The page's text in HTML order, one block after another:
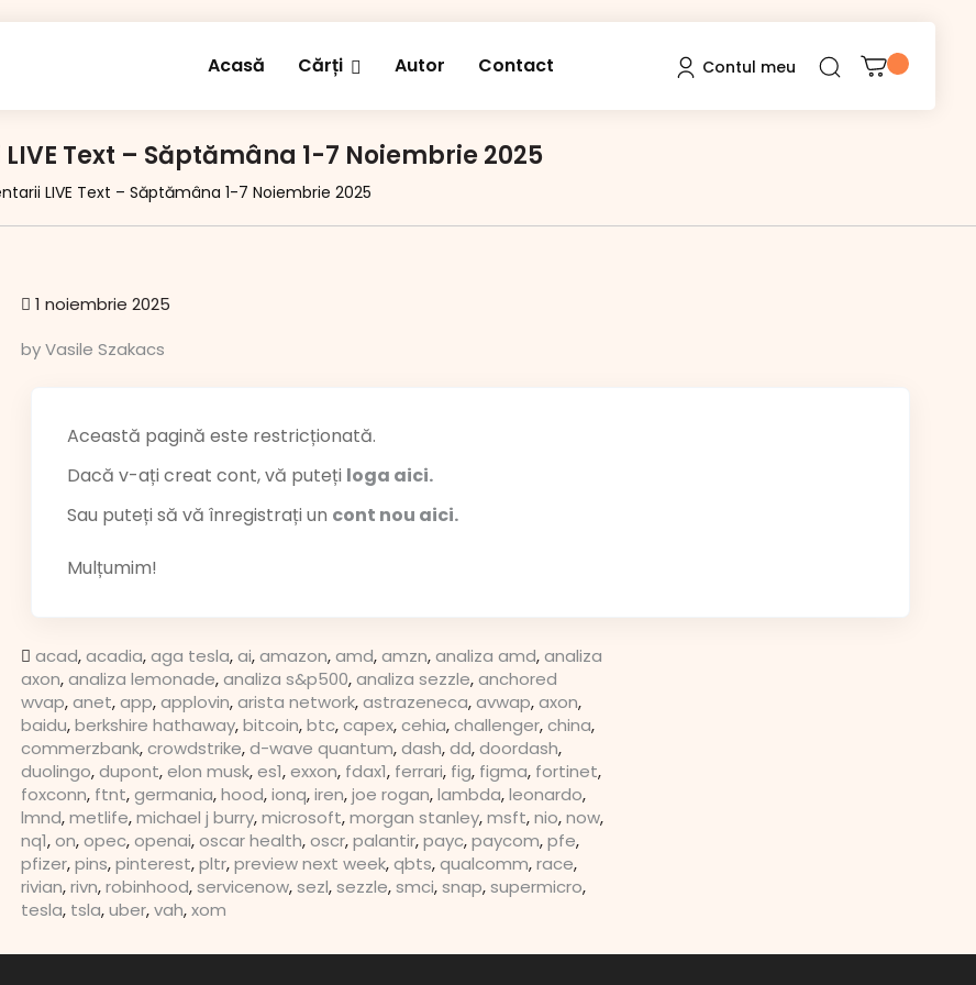
Acasă Cărți Autor Contact Contul meu
Text – Săptămâna 1-7 Noiembrie 2025
LIVE Text – Săptămâna 1-7 Noiembrie 2025
1 noiembrie 2025
by Vasile Szakacs
Această pagină este restricționată.
Dacă v-ați creat cont, vă puteți loga aici.
Sau puteți să vă înregistrați un cont nou aici.
Mulțumim!
acad,acadia,aga tesla,ai,amazon,amd,amzn,analiza amd,analiza
axon,analiza lemonade,analiza s&p500,analiza sezzle,anchored
wvap,anet,app,applovin,arista network,astrazeneca,avwap,axon,
baidu,berkshire hathaway,bitcoin,btc,capex,cehia,challenger,china,
commerzbank,crowdstrike,d-wave quantum,dash,dd,doordash,
duolingo,dupont,elon musk,es1,exxon, fdax1, ferrari, fig, figma, fortinet,
foxconn, ftnt,germania,hood,ionq,iren,joe rogan,lambda,leonardo,
lmnd,metlife,michael j burry,microsoft,morgan stanley,msft,nio,now,
nq1,on,opec,openai,oscar health,oscr,palantir,payc,paycom,pfe,
pfizer,pins,pinterest,pltr,preview next week,qbts,qualcomm,race,
rivian,rivn,robinhood,servicenow,sezl,sezzle,smci,snap,supermicro,
tesla, tsla,uber,vah,xom